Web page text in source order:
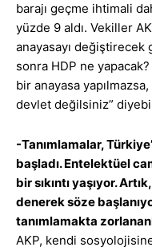
barajı geçme ihtimali
yüzde 9 aldı. Vekiller
anayasayı değiştirecek
sonra HDP ne
bir anayasa
devlet değilsiniz”
-Tanımlamalar,
başladı. Entelektüel
bir sıkıntı yaşıyor.
denerek söze
tanımlamakta
AKP, kendi